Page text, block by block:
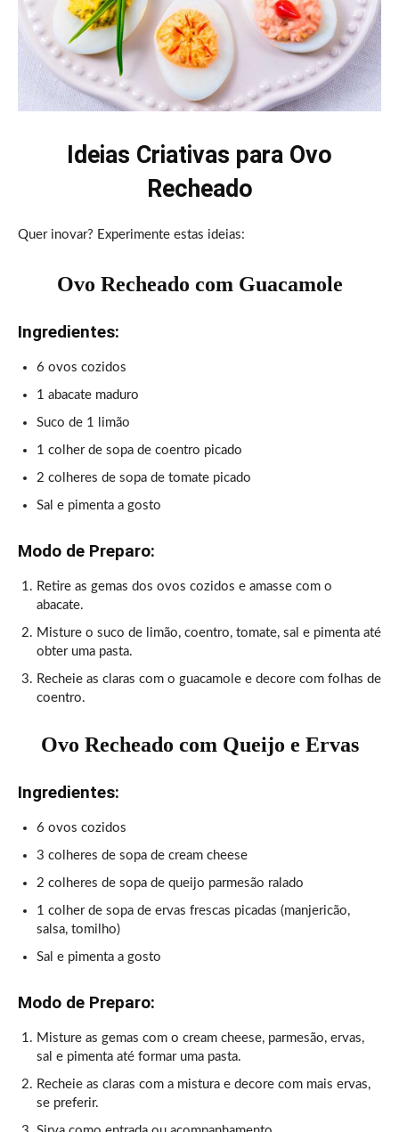
Ideias Criativas para Ovo
Recheado
Quer inovar? Experimente estas ideias:
Ovo Recheado com Guacamole
Ingredientes:
6 ovos cozidos
1 abacate maduro
Suco de 1 limão
1 colher de sopa de coentro picado
2 colheres de sopa de tomate picado
Sal e pimenta a gosto
Modo de Preparo:
Retire as gemas dos ovos cozidos e amasse com o
abacate.
Misture o suco de limão, coentro, tomate, sal e pimenta até
obter uma pasta.
Recheie as claras com o guacamole e decore com folhas de
coentro.
Ovo Recheado com Queijo e Ervas
Ingredientes:
6 ovos cozidos
3 colheres de sopa de cream cheese
2 colheres de sopa de queijo parmesão ralado
1 colher de sopa de ervas frescas picadas (manjericão,
salsa, tomilho)
Sal e pimenta a gosto
Modo de Preparo:
Misture as gemas com o cream cheese, parmesão, ervas,
sal e pimenta até formar uma pasta.
Recheie as claras com a mistura e decore com mais ervas,
se preferir.